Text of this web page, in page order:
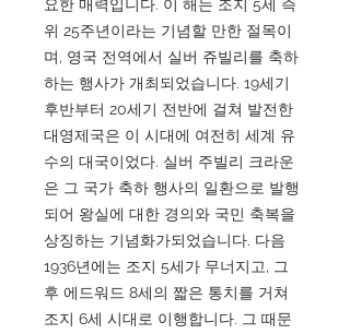
요한 매력입니다. 이 해는 조지 5세 즉
위 25주년이라는 기념할 만한 절목이
며, 영국 전역에서 실버 쥬빌리를 축하
하는 행사가 개최되었습니다. 19세기
후반부터 20세기 전반에 걸쳐 발전한
대영제국은 이 시대에 여전히 세계 유
수의 대국이었다. 실버 주빌리 크라운
은 그 국가 축하 행사의 일환으로 발행
되어 왕실에 대한 경의와 국민 축복을
상징하는 기념화가되었습니다. 다음
1936년에는 조지 5세가 무너지고, 그
후 에드워드 8세의 짧은 통치를 거쳐
조지 6세 시대로 이행합니다. 그 때문